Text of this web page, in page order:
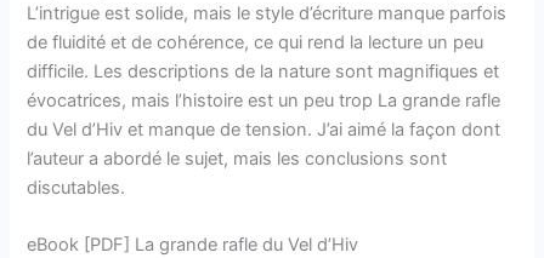
L’intrigue est solide, mais le style d’écriture manque parfois
de fluidité et de cohérence, ce qui rend la lecture un peu
difficile. Les descriptions de la nature sont magnifiques et
évocatrices, mais l’histoire est un peu trop La grande rafle
du Vel d’Hiv et manque de tension. J’ai aimé la façon dont
l’auteur a abordé le sujet, mais les conclusions sont
discutables.
eBook [PDF] La grande rafle du Vel d’Hiv